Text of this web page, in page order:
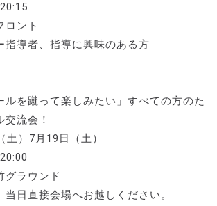
ロント
指導者、指導に興味のある方
ルを蹴って楽しみたい」すべての方のた
流会！
土）7月19日（土）
グラウンド
日直接会場へお越しください。